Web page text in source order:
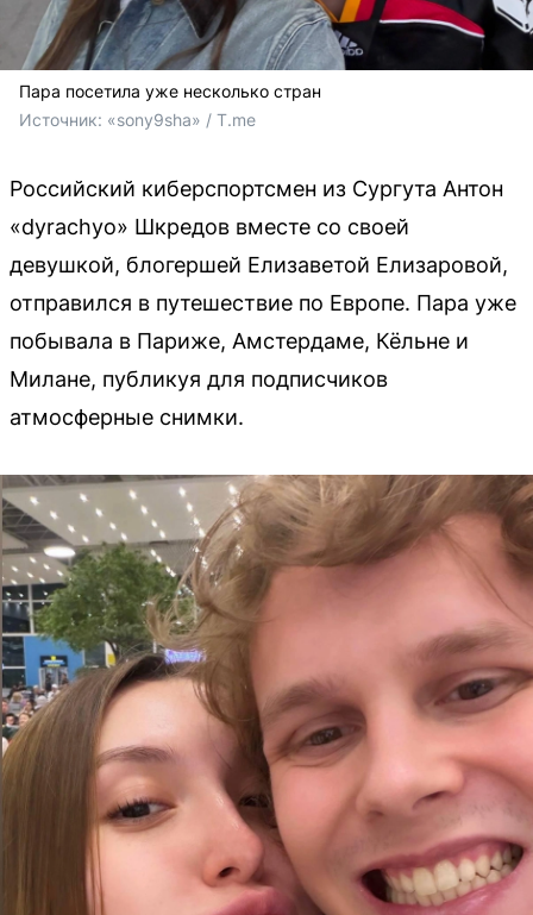
Пара посетила уже несколько стран
Источник: «sony9sha» / T.me
Российский киберспортсмен из Сургута Антон
«dyrachyo» Шкредов вместе со своей
девушкой, блогершей Елизаветой Елизаровой,
отправился в путешествие по Европе. Пара уже
побывала в Париже, Амстердаме, Кёльне и
Милане, публикуя для подписчиков
атмосферные снимки.